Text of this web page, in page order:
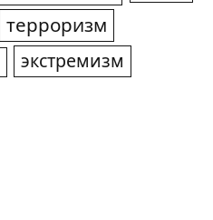
терроризм
экстремизм